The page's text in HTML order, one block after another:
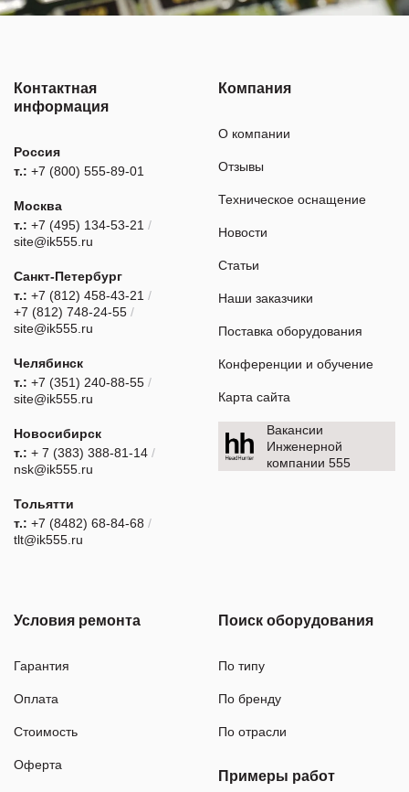
Контактная
информация
Россия
т.: +7 (800) 555-89-01
Москва
т.: +7 (495) 134-53-21 /
site@ik555.ru
Санкт-Петербург
т.: +7 (812) 458-43-21 /
+7 (812) 748-24-55 /
site@ik555.ru
Челябинск
т.: +7 (351) 240-88-55 /
site@ik555.ru
Новосибирск
т.: + 7 (383) 388-81-14 /
nsk@ik555.ru
Тольятти
т.: +7 (8482) 68-84-68 /
tlt@ik555.ru
Компания
О компании
Отзывы
Техническое оснащение
Новости
Статьи
Наши заказчики
Поставка оборудования
Конференции и обучение
Карта сайта
Вакансии
Инженерной
компании 555
Условия ремонта
Гарантия
Оплата
Стоимость
Оферта
Поиск оборудования
По типу
По бренду
По отрасли
Примеры работ